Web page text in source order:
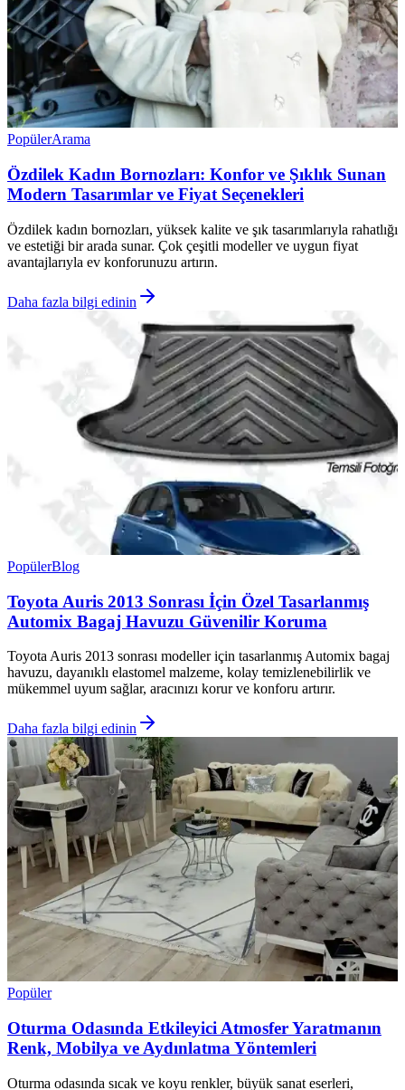
PopülerArama
Özdilek Kadın Bornozları: Konfor ve Şıklık Sunan
Modern Tasarımlar ve Fiyat Seçenekleri
Özdilek kadın bornozları, yüksek kalite ve şık tasarımlarıyla rahatlığı
ve estetiği bir arada sunar. Çok çeşitli modeller ve uygun fiyat
avantajlarıyla ev konforunuzu artırın.
Daha fazla bilgi edinin
PopülerBlog
Toyota Auris 2013 Sonrası İçin Özel Tasarlanmış
Automix Bagaj Havuzu Güvenilir Koruma
Toyota Auris 2013 sonrası modeller için tasarlanmış Automix bagaj
havuzu, dayanıklı elastomel malzeme, kolay temizlenebilirlik ve
mükemmel uyum sağlar, aracınızı korur ve konforu artırır.
Daha fazla bilgi edinin
Popüler
Oturma Odasında Etkileyici Atmosfer Yaratmanın
Renk, Mobilya ve Aydınlatma Yöntemleri
Oturma odasında sıcak ve koyu renkler, büyük sanat eserleri,